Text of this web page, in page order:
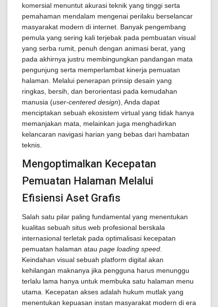
komersial menuntut akurasi teknik yang tinggi serta
pemahaman mendalam mengenai perilaku berselancar
masyarakat modern di internet. Banyak pengembang
pemula yang sering kali terjebak pada pembuatan visual
yang serba rumit, penuh dengan animasi berat, yang
pada akhirnya justru membingungkan pandangan mata
pengunjung serta memperlambat kinerja pemuatan
halaman. Melalui penerapan prinsip desain yang
ringkas, bersih, dan berorientasi pada kemudahan
manusia (user-centered design), Anda dapat
menciptakan sebuah ekosistem virtual yang tidak hanya
memanjakan mata, melainkan juga menghadirkan
kelancaran navigasi harian yang bebas dari hambatan
teknis.
Mengoptimalkan Kecepatan
Pemuatan Halaman Melalui
Efisiensi Aset Grafis
Salah satu pilar paling fundamental yang menentukan
kualitas sebuah situs web profesional berskala
internasional terletak pada optimalisasi kecepatan
pemuatan halaman atau page loading speed
Keindahan visual sebuah platform digital akan
kehilangan maknanya jika pengguna harus menunggu
terlalu lama hanya untuk membuka satu halaman menu
utama. Kecepatan akses adalah hukum mutlak yang
menentukan kepuasan instan masyarakat modern di era